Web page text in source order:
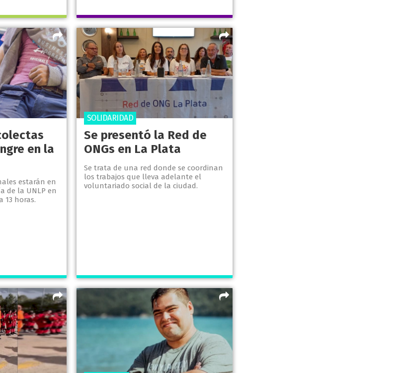
en la
estarán en
de la UNLP en
13 horas.
Se presentó la Red de
ONGs en La Plata
Se trata de una red donde se coordinan
los trabajos que lleva adelante el
voluntariado social de la ciudad.
SOLIDARIDAD